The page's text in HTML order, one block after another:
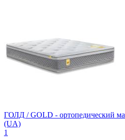
ГОЛД / GOLD - ортопедический
(UA)
1